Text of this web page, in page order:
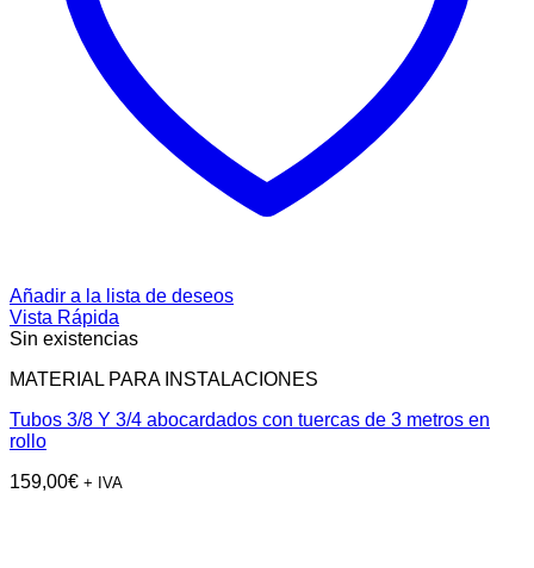
Añadir a la lista de deseos
Vista Rápida
Sin existencias
MATERIAL PARA INSTALACIONES
Tubos 3/8 Y 3/4 abocardados con tuercas de 3 metros en
rollo
159,00€ + IVA